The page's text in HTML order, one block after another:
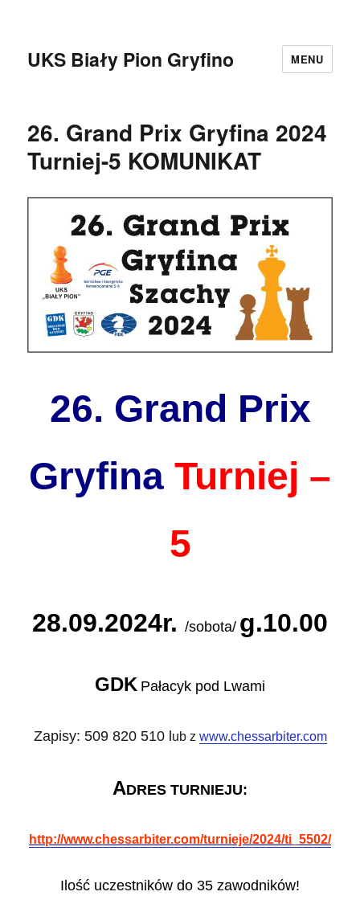
UKS Biały Pion Gryfino MENU
26. Grand Prix Gryfina 2024
Turniej-5 KOMUNIKAT
26. Grand Prix
Gryfina Turniej –
5
28.09.2024r. /sobota/ g.10.00
GDK Pałacyk pod Lwami
Zapisy: 509 820 510 l ub z www.chessarbiter.com
ADRES TURNIEJU:
http://www.chessarbiter.com/turnieje/2024/ti_5502/
Ilość uczestników do 35 zawodników!